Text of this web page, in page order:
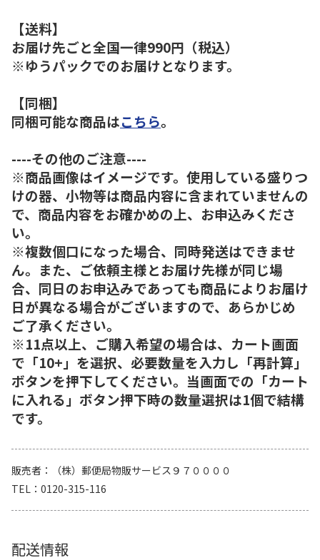
【送料】
お届け先ごと全国一律990円（税込）
※ゆうパックでのお届けとなります。
【同梱】
同梱可能な商品はこちら。
----その他のご注意----
※商品画像はイメージです。使用している盛りつ
けの器、小物等は商品内容に含まれていませんの
で、商品内容をお確かめの上、お申込みくださ
い。
※複数個口になった場合、同時発送はできませ
ん。また、ご依頼主様とお届け先様が同じ場
合、同日のお申込みであっても商品によりお届け
日が異なる場合がございますので、あらかじめ
ご了承ください。
※11点以上、ご購入希望の場合は、カート画面
で「10+」を選択、必要数量を入力し「再計算」
ボタンを押下してください。当画面での「カート
に入れる」ボタン押下時の数量選択は1個で結構
です。
販売者
（株）郵便局物販サービス９７００００
TEL
0120-315-116
配送情報